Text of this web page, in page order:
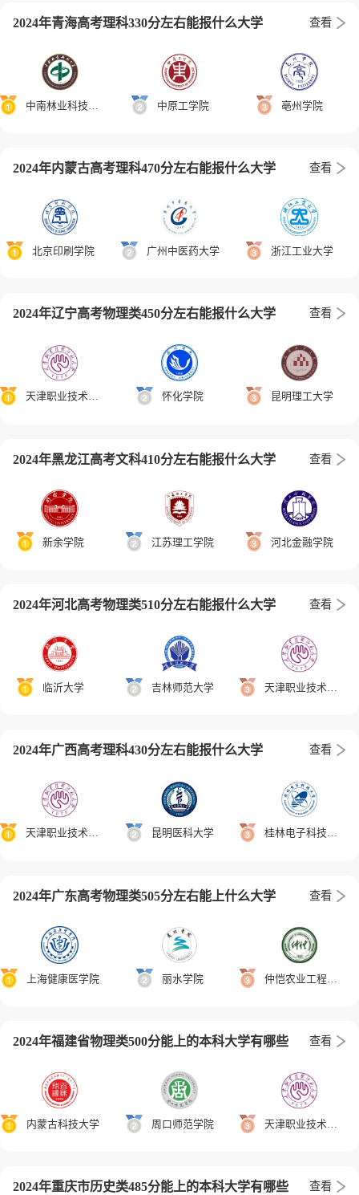
2024年青海高考理科330分左右能报什么大学 查看
中南林业科技大学 中原工学院 亳州学院
2024年内蒙古高考理科470分左右能报什么大学 查看
北京印刷学院 广州中医药大学 浙江工业大学
2024年辽宁高考物理类450分左右能报什么大学 查看
天津职业技术师范大学 怀化学院 昆明理工大学
2024年黑龙江高考文科410分左右能报什么大学 查看
新余学院 江苏理工学院 河北金融学院
2024年河北高考物理类510分左右能报什么大学 查看
临沂大学 吉林师范大学 天津职业技术师范大学
2024年广西高考理科430分左右能报什么大学 查看
天津职业技术师范大学 昆明医科大学 桂林电子科技大学
2024年广东高考物理类505分左右能上什么大学 查看
上海健康医学院 丽水学院 仲恺农业工程学院
2024年福建省物理类500分能上的本科大学有哪些 查看
内蒙古科技大学 周口师范学院 天津职业技术师范大学
2024年重庆市历史类485分能上的本科大学有哪些 查看